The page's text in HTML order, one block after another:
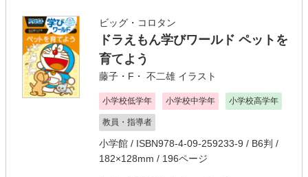
ビッグ・コロタン
ドラえもん学びワールド ペットを
育てよう
藤子・F・ 不二雄 イラスト
小学校低学年 小学校中学年 小学校高学年
教員・指導者
小学館 / ISBN978-4-09-259233-9 / B6判 /
182×128mm / 196ページ